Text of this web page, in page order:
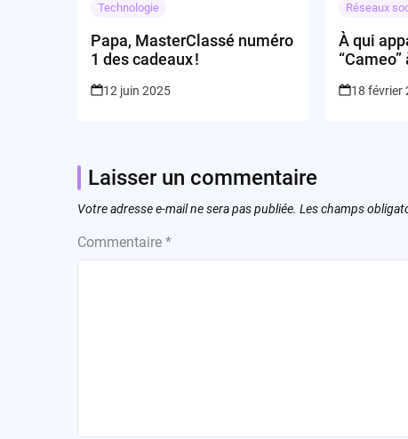
Technologie
Papa, MasterClassé numéro
1 des cadeaux !
12 juin 2025
Réseaux
À qui
“Cameo”
18 février
Laisser un commentaire
Votre adresse e-mail ne sera pas publiée. Les champs
Commentaire *